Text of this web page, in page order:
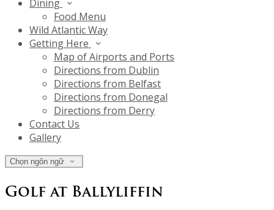
Dining
Food Menu
Wild Atlantic Way
Getting Here
Map of Airports and Ports
Directions from Dublin
Directions from Belfast
Directions from Donegal
Directions from Derry
Contact Us
Gallery
Chọn ngôn ngữ
Golf at Ballyliffin